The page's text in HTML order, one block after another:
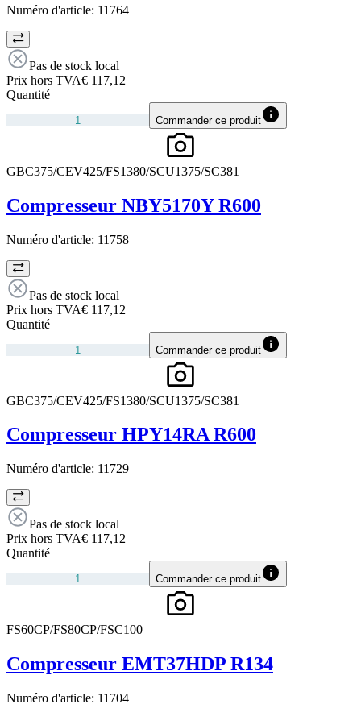
Numéro d'article: 11764
Pas de stock local
Prix hors TVA€ 117,12
Quantité
Commander ce produit
GBC375/CEV425/FS1380/SCU1375/SC381
Compresseur NBY5170Y R600
Numéro d'article: 11758
Pas de stock local
Prix hors TVA€ 117,12
Quantité
Commander ce produit
GBC375/CEV425/FS1380/SCU1375/SC381
Compresseur HPY14RA R600
Numéro d'article: 11729
Pas de stock local
Prix hors TVA€ 117,12
Quantité
Commander ce produit
FS60CP/FS80CP/FSC100
Compresseur EMT37HDP R134
Numéro d'article: 11704